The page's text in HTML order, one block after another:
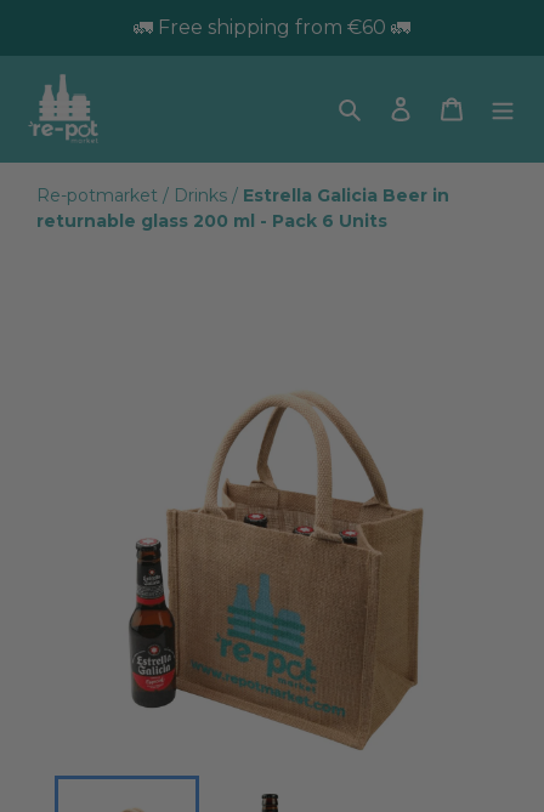
🚛 Free shipping from €60 🚛
SearchLog in Trolley
Re-potmarket / Drinks / Estrella Galicia Beer in
returnable glass 200 ml - Pack 6 Units